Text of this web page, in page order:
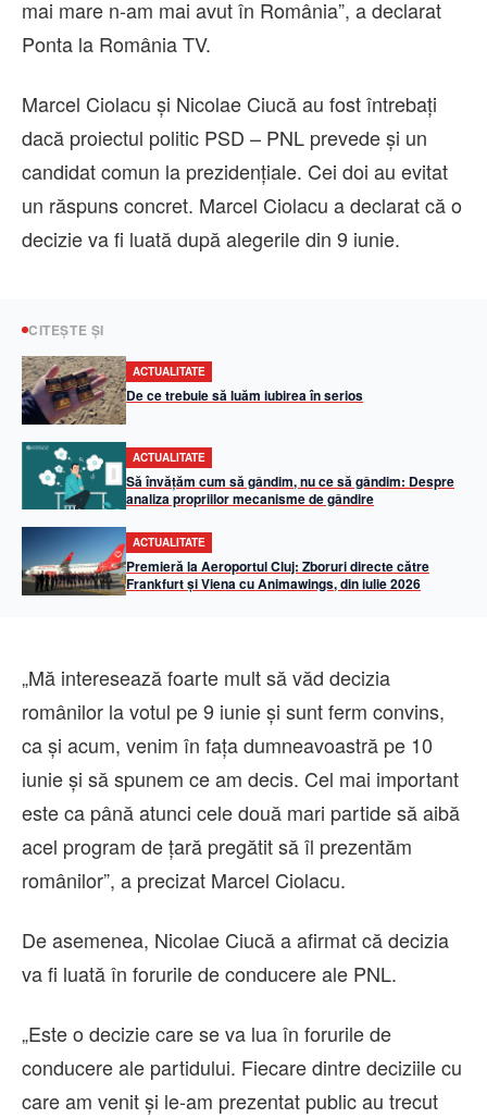
mai mare n-am mai avut în România”, a declarat
Ponta la România TV.
Marcel Ciolacu şi Nicolae Ciucă au fost întrebaţi
dacă proiectul politic PSD – PNL prevede și un
candidat comun la prezidenţiale. Cei doi au evitat
un răspuns concret. Marcel Ciolacu a declarat că o
decizie va fi luată după alegerile din 9 iunie.
CITEȘTE ȘI
ACTUALITATE
De ce trebuie să luăm iubirea în serios
ACTUALITATE
Să învățăm cum să gândim, nu ce să gândim: Despre
analiza propriilor mecanisme de gândire
ACTUALITATE
Premieră la Aeroportul Cluj: Zboruri directe către
Frankfurt și Viena cu Animawings, din iulie 2026
„Mă interesează foarte mult să văd decizia
românilor la votul pe 9 iunie şi sunt ferm convins,
ca şi acum, venim în faţa dumneavoastră pe 10
iunie şi să spunem ce am decis. Cel mai important
este ca până atunci cele două mari partide să aibă
acel program de ţară pregătit să îl prezentăm
românilor”, a precizat Marcel Ciolacu.
De asemenea, Nicolae Ciucă a afirmat că decizia
va fi luată în forurile de conducere ale PNL.
„Este o decizie care se va lua în forurile de
conducere ale partidului. Fiecare dintre deciziile cu
care am venit şi le-am prezentat public au trecut